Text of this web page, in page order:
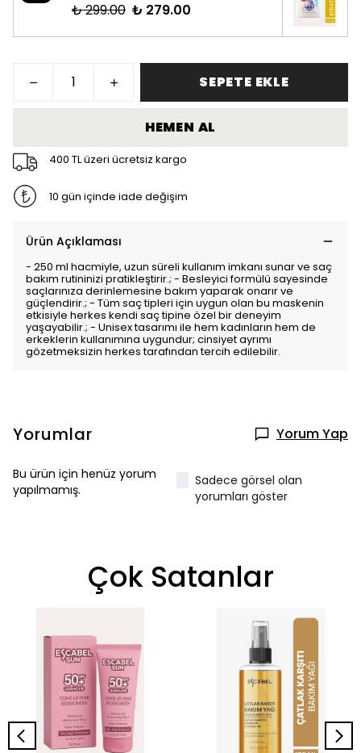
₺ 299.00 ₺ 279.00
SEPETE EKLE
HEMEN AL
400 TL üzeri ücretsiz kargo
10 gün içinde iade değişim
Ürün Açıklaması
- 250 ml hacmiyle, uzun süreli kullanım imkanı sunar ve saç
bakım rutininizi pratikleştirir.; - Besleyici formülü sayesinde
saçlarınıza derinlemesine bakım yaparak onarır ve
güçlendirir.; - Tüm saç tipleri için uygun olan bu maskenin
etkisiyle herkes kendi saç tipine özel bir deneyim
yaşayabilir.; - Unisex tasarımı ile hem kadınların hem de
erkeklerin kullanımına uygundur; cinsiyet ayrımı
gözetmeksizin herkes tarafından tercih edilebilir.
Yorumlar Yorum Yap
Bu ürün için henüz yorum
yapılmamış.
Sadece görsel olan
yorumları göster
Çok Satanlar